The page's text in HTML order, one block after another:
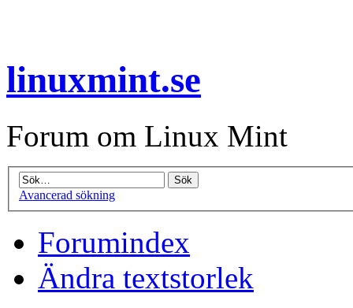
linuxmint.se
Forum om Linux Mint
Avancerad sökning
Forumindex
Ändra textstorlek